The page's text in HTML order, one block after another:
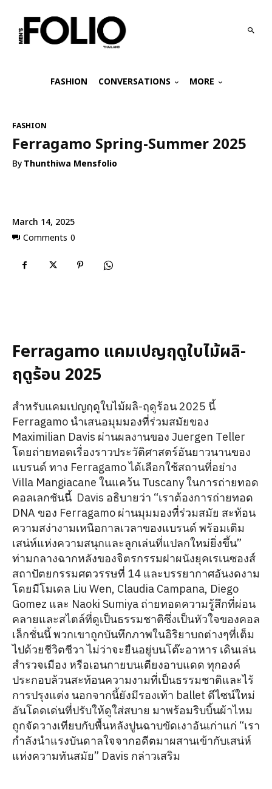
FASHION CONVERSATIONS MORE
March 14, 2025
Comments 0
FASHION
Ferragamo Spring-Summer 2025
ByThunthiwa Mensfolio
Ferragamo แคมเปญฤดูใบไม้ผลิ-
ฤดูร้อน 2025
สำหรับแคมเปญฤดูใบไม้ผลิ-ฤดูร้อน 2025 นี้
Ferragamo นำเสนอมุมมองที่ร่วมสมัยของ
Maximilian Davis ผ่านผลงานของ Juergen Teller
โดยถ่ายทอดเรื่องราวประวัติศาสตร์อันยาวนานของ
แบรนด์ ทาง Ferragamo ได้เลือกใช้สถานที่อย่าง
Villa Mangiacane ในแคว้น Tuscany ในการถ่ายทอด
คอลเลกชันนี้ Davis อธิบายว่า “เราต้องการถ่ายทอด
DNA ของ Ferragamo ผ่านมุมมองที่ร่วมสมัย สะท้อน
ความสง่างามเหนือกาลเวลาของแบรนด์ พร้อมเติม
เสน่ห์แห่งความสนุกและลูกเล่นที่แปลกใหม่ยิ่งขึ้น”
ท่ามกลางฉากหลังของจิตรกรรมฝาผนังยุคเรเนซองส์
สถาปัตยกรรมศตวรรษที่ 14 และบรรยากาศอันงดงาม
โดยมีโมเดล Liu Wen, Claudia Campana, Diego
Gomez และ Naoki Sumiya ถ่ายทอดความรู้สึกที่ผ่อน
คลายและสไตล์ที่ดูเป็นธรรมชาติซึ่งเป็นหัวใจของคอล
เล็กชั่นนี้ พวกเขาถูกบันทึกภาพในอิริยาบถต่างๆที่เต็ม
ไปด้วยชีวิตชีวา ไม่ว่าจะยืนอยู่บนโต๊ะอาหาร เดินเล่น
สำรวจเมือง หรือเอนกายบนเตียงอาบแดด ทุกองค์
ประกอบล้วนสะท้อนความงามที่เป็นธรรมชาติและไร้
การปรุงแต่ง นอกจากนี้ยังมีรองเท้า ballet ดีไซน์ใหม่
อันโดดเด่นที่ปรับให้ดูใส่สบาย มาพร้อมริบบิ้นผ้าไหม
ถูกจัดวางเทียบกับพื้นหลังปูนฉาบขัดเงาอันเก่าแก่ “เรา
กำลังนำแรงบันดาลใจจากอดีตมาผสานเข้ากับเสน่ห์
แห่งความทันสมัย” Davis กล่าวเสริม